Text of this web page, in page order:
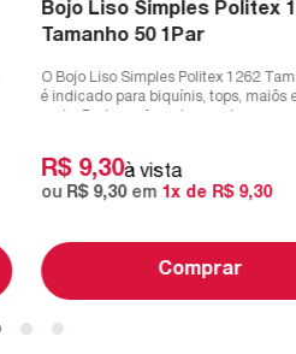
Bojo Liso Simples Politex
Tamanho 50 1Par
O Bojo Liso Simples Politex 1262
é indicado para biquínis, tops, maiôs
R$ 9,30à vista
ou R$ 9,30em 1 x de R$ 9,30
Comprar